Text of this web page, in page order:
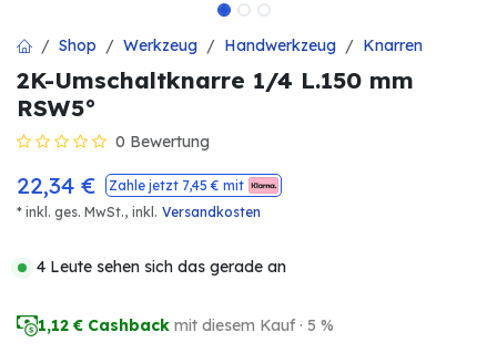
Shop Werkzeug Handwerkzeug Knarren
2K-Umschaltknarre 1/4 L.150 mm
RSW5°
0 Bewertung
22,34 € Zahle jetzt 7,45 € mit
* inkl. ges. MwSt., inkl. Versandkosten
4 Leute sehen sich das gerade an
1,12 € Cashback mit diesem Kauf · 5 %